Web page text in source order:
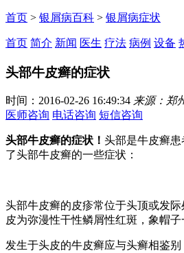
首页 > 银屑病百科 > 银屑病症状
首页 简介 新闻 医生 疗法 病例 设备
头部牛皮癣的症状
时间：2016-02-26 16:49:34 来源：郑
医师咨询 电话咨询 短信咨询
头部牛皮癣的症状！ 头部是牛皮癣
了头部牛皮癣的一些症状：
头部牛皮癣的皮疹常位于头顶或发
皮为弥漫性干性鳞屑性红斑，象帽
发生于头皮的牛皮癣应与头癣相鉴